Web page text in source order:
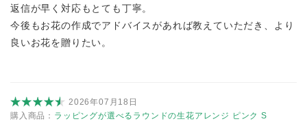
返信が早く対応もとても丁寧。
今後もお花の作成でアドバイスがあれば教えていただき、より
良いお花を贈りたい。
2026年07月18日
購入商品： ラッピングが選べるラウンドの生花アレンジ ピンク S